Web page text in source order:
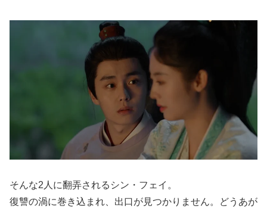
そんな2人に翻弄されるシン・フェイ。
復讐の渦に巻き込まれ、出口が見つかりません。どうあが